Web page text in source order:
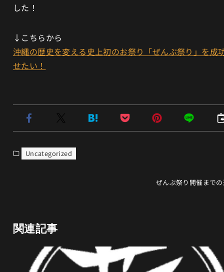
した！
↓こちらから
沖縄の歴史を変える史上初のお祭り「ぜんぶ祭り」を成
せたい！
Uncategorized
ぜんぶ祭り開催まで
関連記事